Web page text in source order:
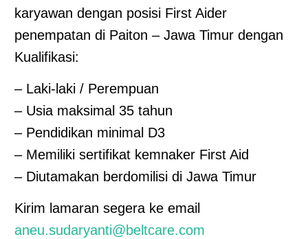
karyawan dengan posisi First Aider
penempatan di Paiton – Jawa Timur dengan
Kualifikasi:
– Laki-laki / Perempuan
– Usia maksimal 35 tahun
– Pendidikan minimal D3
– Memiliki sertifikat kemnaker First Aid
– Diutamakan berdomilisi di Jawa Timur
Kirim lamaran segera ke email
aneu.sudaryanti@beltcare.com